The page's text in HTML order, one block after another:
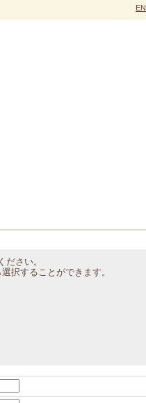
EN
さい。
択することができます。